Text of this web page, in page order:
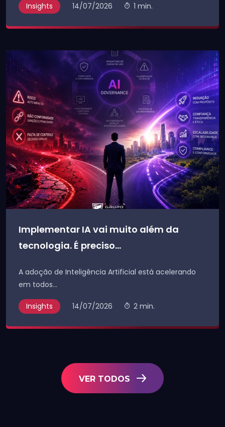
Insights 14/07/2026 1 min.
Implementar IA vai muito além da
tecnologia. É preciso...
A adoção de Inteligência Artificial está acelerando
em todos...
Insights 14/07/2026 2 min.
VER TODOS